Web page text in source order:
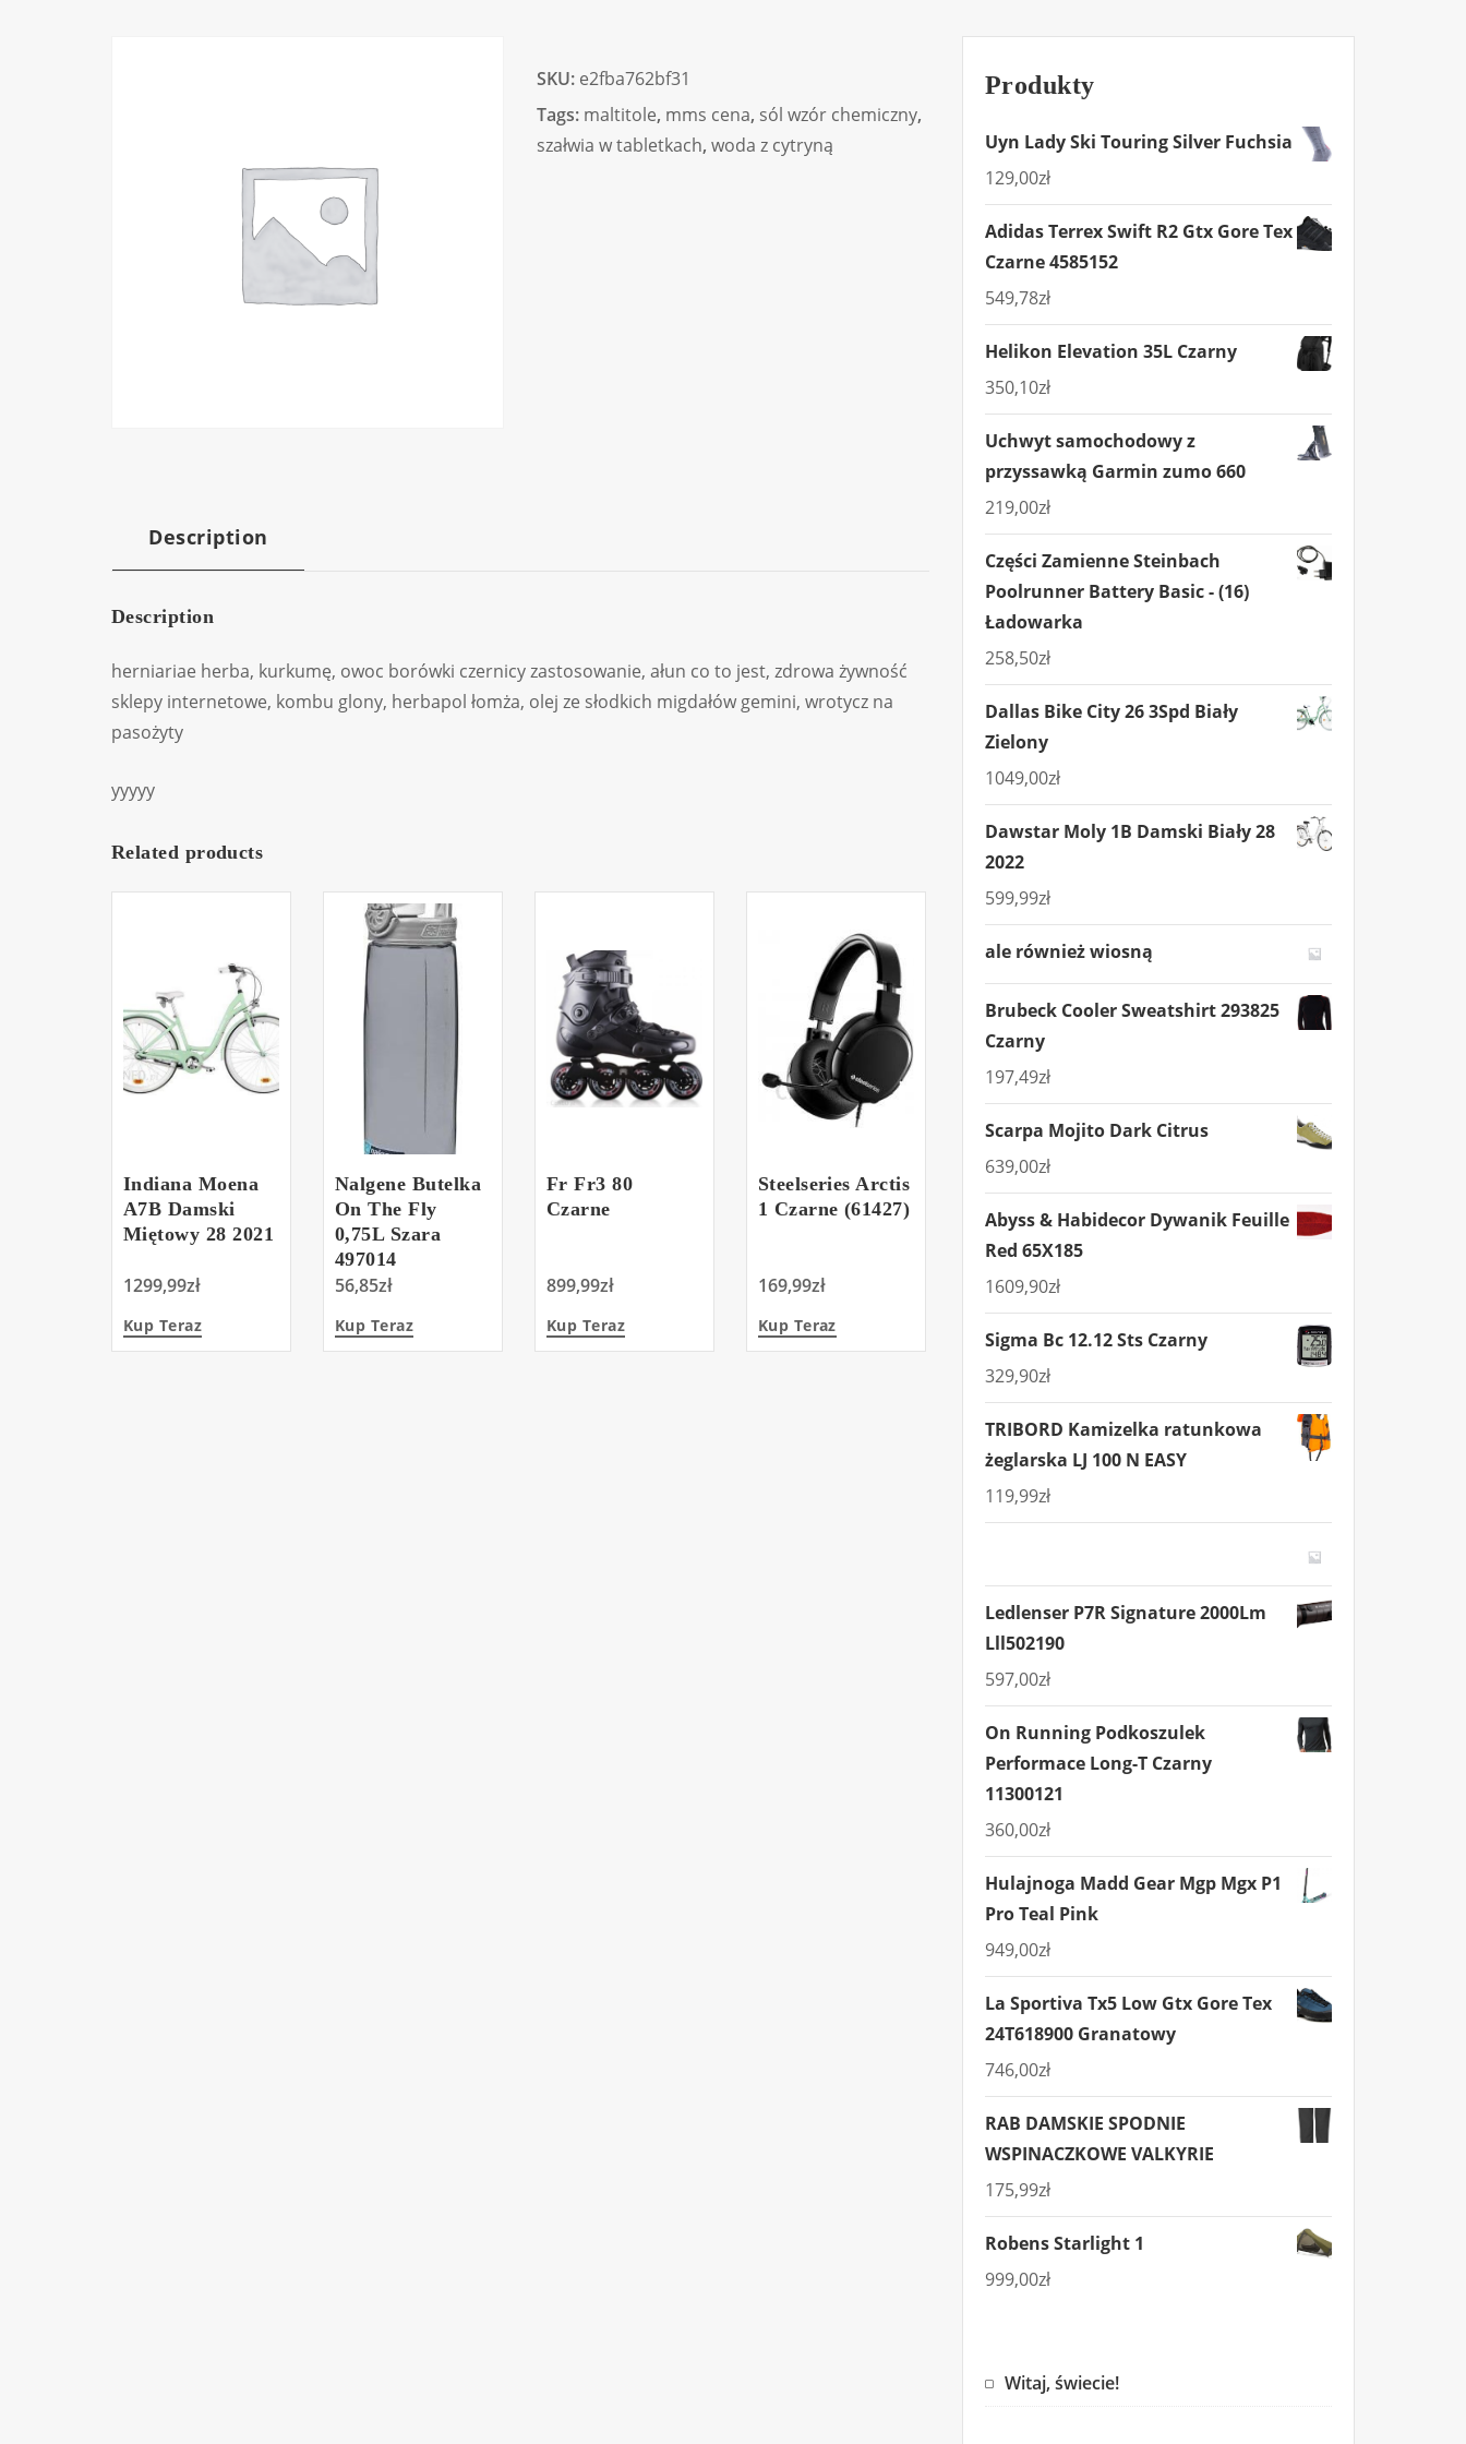
SKU: e2fba762bf31
Tags: maltitole, mms cena, sól wzór chemiczny,
szałwia w tabletkach, woda z cytryną
Description
Description
herniariae herba, kurkumę, owoc borówki czernicy zastosowanie, ałun co to jest, zdrowa żywność
sklepy internetowe, kombu glony, herbapol łomża, olej ze słodkich migdałów gemini, wrotycz na
pasożyty
yyyyy
Related products
Indiana Moena
A7B Damski
Miętowy 28 2021
1299,99zł
Kup Teraz
Nalgene Butelka
On The Fly
0,75L Szara
497014
56,85zł
Kup Teraz
Fr Fr3 80
Czarne
899,99zł
Kup Teraz
Steelseries Arctis
1 Czarne (61427)
169,99zł
Kup Teraz
Produkty
Uyn Lady Ski Touring Silver Fuchsia
129,00zł
Adidas Terrex Swift R2 Gtx Gore Tex
Czarne 4585152
549,78zł
Helikon Elevation 35L Czarny
350,10zł
Uchwyt samochodowy z
przyssawką Garmin zumo 660
219,00zł
Części Zamienne Steinbach
Poolrunner Battery Basic - (16)
Ładowarka
258,50zł
Dallas Bike City 26 3Spd Biały
Zielony
1049,00zł
Dawstar Moly 1B Damski Biały 28
2022
599,99zł
ale również wiosną
Brubeck Cooler Sweatshirt 293825
Czarny
197,49zł
Scarpa Mojito Dark Citrus
639,00zł
Abyss & Habidecor Dywanik Feuille
Red 65X185
1609,90zł
Sigma Bc 12.12 Sts Czarny
329,90zł
TRIBORD Kamizelka ratunkowa
żeglarska LJ 100 N EASY
119,99zł
Ledlenser P7R Signature 2000Lm
Lll502190
597,00zł
On Running Podkoszulek
Performace Long-T Czarny
11300121
360,00zł
Hulajnoga Madd Gear Mgp Mgx P1
Pro Teal Pink
949,00zł
La Sportiva Tx5 Low Gtx Gore Tex
24T618900 Granatowy
746,00zł
RAB DAMSKIE SPODNIE
WSPINACZKOWE VALKYRIE
175,99zł
Robens Starlight 1
999,00zł
Witaj, świecie!